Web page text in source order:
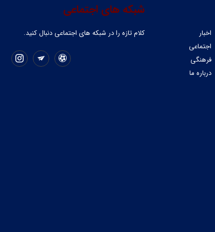
شبکه های اجتماعی
کلام تازه را در شبکه ‌های اجتماعی دنبال کنید.
اخبار
اجتماعی
فرهنگی
درباره ما